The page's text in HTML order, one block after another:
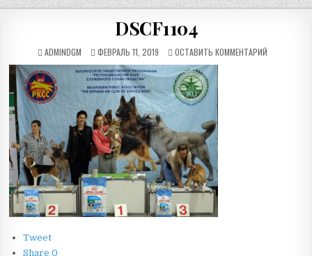
DSCF1104
ADMINDGM ФЕВРАЛЬ 11, 2019 ОСТАВИТЬ КОММЕНТАРИЙ
Tweet
Share 0